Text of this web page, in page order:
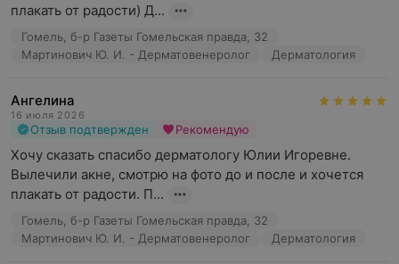
плакать от радости) Д...
Гомель, б-р Газеты Гомельская правда, 32
Мартинович Ю. И. - Дерматовенеролог
Дерматология
Ангелина
16 июля 2026
Отзыв подтвержден Рекомендую
Хочу сказать спасибо дерматологу Юлии Игоревне.
Вылечили акне, смотрю на фото до и после и хочется
плакать от радости. П...
Гомель, б-р Газеты Гомельская правда, 32
Мартинович Ю. И. - Дерматовенеролог
Дерматология